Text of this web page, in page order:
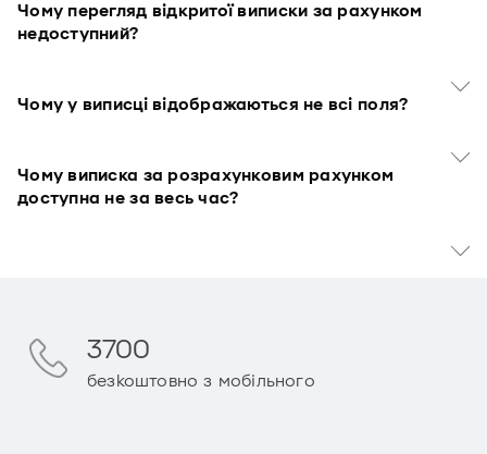
Чому перегляд відкритої виписки за рахунком
недоступний?
Чому у виписці відображаються не всі поля?
Чому виписка за розрахунковим рахунком
доступна не за весь час?
3700
безкоштовно з мобільного